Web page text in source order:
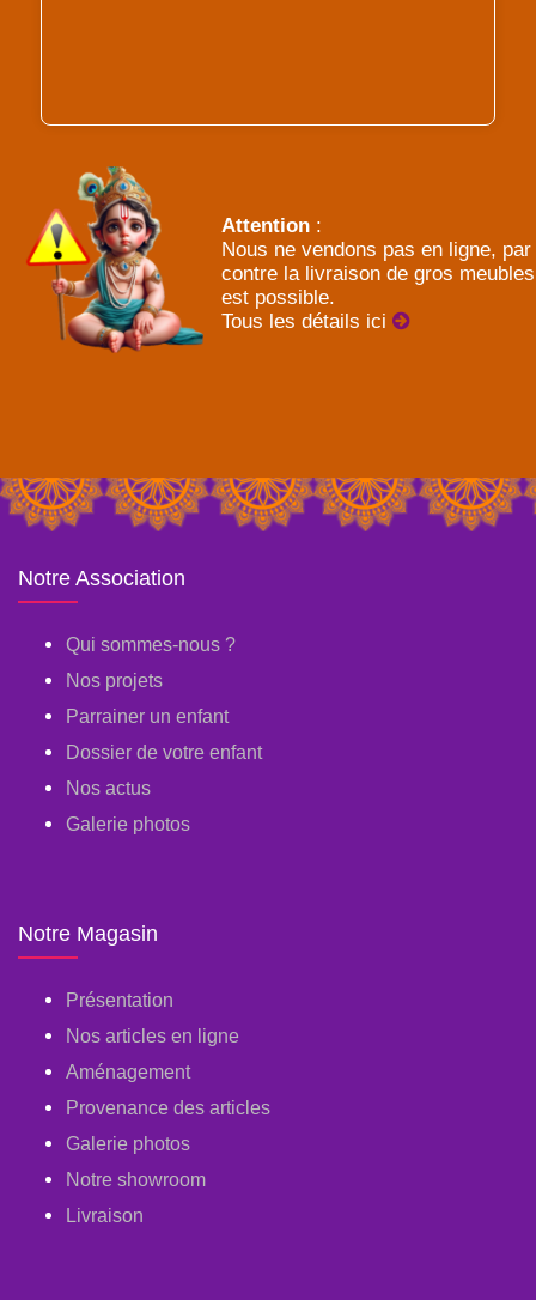
Attention :
Nous ne vendons pas en ligne, par
contre la livraison de gros meubles
est possible.
Tous les détails ici
Notre Association
Qui sommes-nous ?
Nos projets
Parrainer un enfant
Dossier de votre enfant
Nos actus
Galerie photos
Notre Magasin
Présentation
Nos articles en ligne
Aménagement
Provenance des articles
Galerie photos
Notre showroom
Livraison